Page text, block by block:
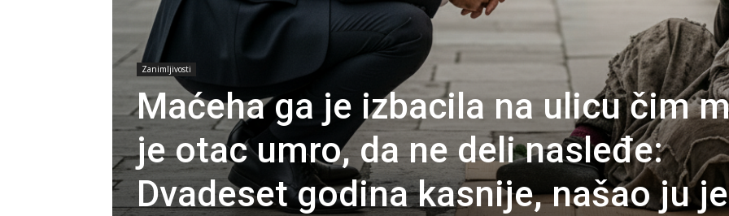
Zanimljivosti
Maćeha ga je izbacila na ulicu čim
je otac umro, da ne deli nasleđe:
Dvadeset godina kasnije, našao ju je